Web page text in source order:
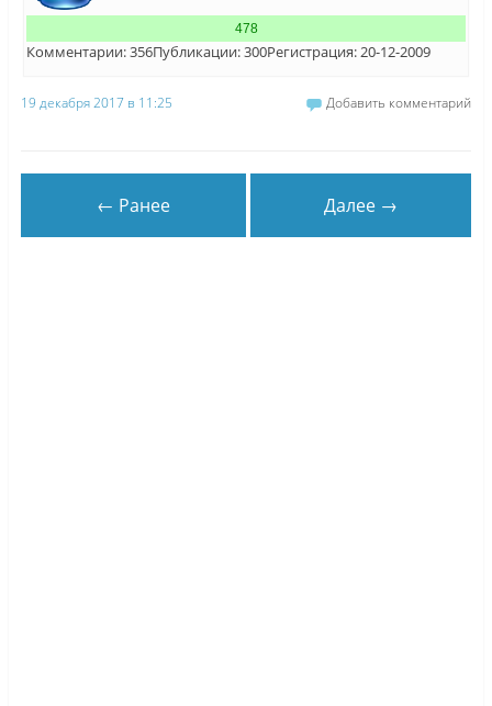
478
Комментарии: 356Публикации: 300Регистрация: 20-12-2009
19 декабря 2017 в 11:25 Добавить комментарий
← Ранее Далее →